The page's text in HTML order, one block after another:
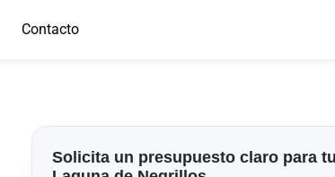
Contacto
Solicita un presupuesto claro para